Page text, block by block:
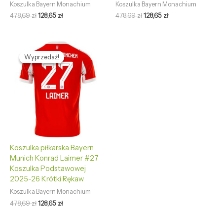
Koszulka Bayern Monachium
478,69zł128,65 zł
Koszulka Bayern Monachium
478,69zł128,65 zł
Wyprzedaż!
Wyprzedaż!
Koszulka piłkarska Bayern
Munich Konrad Laimer #27
Koszulka Podstawowej
2025-26 Krótki Rękaw
Koszulka Bayern Monachium
478,69zł
Pierwotna
cena
wynosiła:
478,69 zł.
128,65 zł
Aktualna
cena
wynosi:
128,65 zł.